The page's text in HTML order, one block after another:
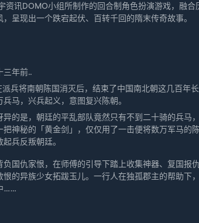
资讯DOMO小组所制作的回合制角色扮演游戏，融
呈现出一个跌宕起伏、百转千回的隋末传奇故事。
三年前..
兵将南朝陈国消灭后，结束了中国南北朝这几百年
马，兴兵起义，意图复兴陈朝。
的是，朝廷的平乱部队竟然只有不到二十骑的兵马
神秘的「黄金剑」，仅仅用了一击便将数万军马的
兵反叛朝廷。
国仇家恨，在师傅的引导下踏上收集神器、复国报
的异族少女拓跋玉儿。一行人在独孤郡主的帮助下
……